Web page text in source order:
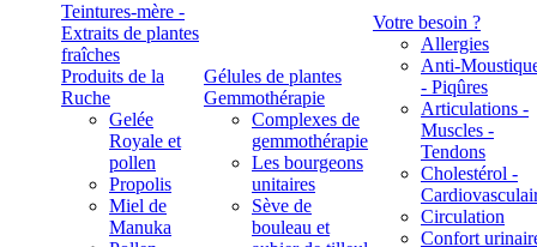
Teintures-mère -
Extraits de plantes
fraîches
Produits de la
Ruche
Gelée
Royale et
pollen
Propolis
Miel de
Manuka
Gélules de plantes
Gemmothérapie
Complexes de
gemmothérapie
Les bourgeons
unitaires
Sève de
bouleau et
Votre besoin ?
Allergies
Anti-
- Piqûres
Articulations -
Muscles -
Tendons
Cholestérol -
Circulation
Confort